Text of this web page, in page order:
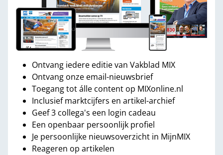
Ontvang iedere editie van Vakblad MIX
Ontvang onze email-nieuwsbrief
Toegang tot álle content op MIXonline.nl
Inclusief marktcijfers en artikel-archief
Geef 3 collega's een login cadeau
Een openbaar persoonlijk profiel
Je persoonlijke nieuwsoverzicht in MijnMIX
Reageren op artikelen